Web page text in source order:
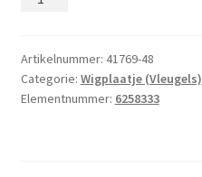
Vleugel
Rechts
Zandgroen
Artikelnummer: 41769-48
Categorie: Wigplaatje (Vleugels)
Elementnummer: 6258333